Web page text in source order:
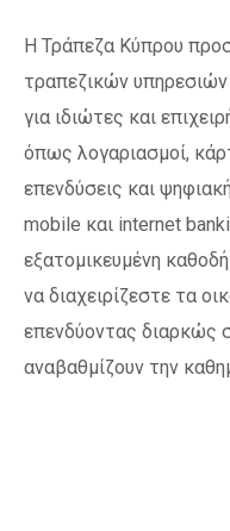
Η Τράπεζα Κύπρου
τραπεζικών
για ιδιώτες και
όπως λογαριασμοί,
επενδύσεις και
mobile και internet
εξατομικευμένη
να διαχειρίζεστε τα
επενδύοντας διαρκώς
αναβαθμίζουν την